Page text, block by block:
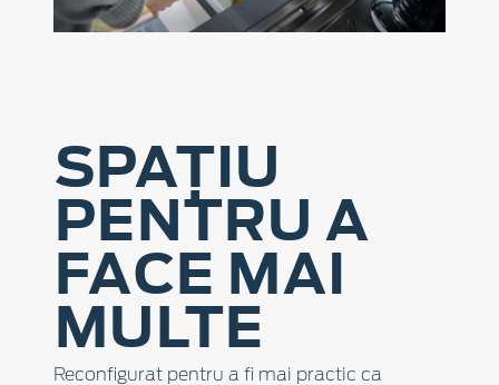
SPAȚIU
PENTRU A
FACE MAI
MULTE
Reconfigurat pentru a fi mai practic ca